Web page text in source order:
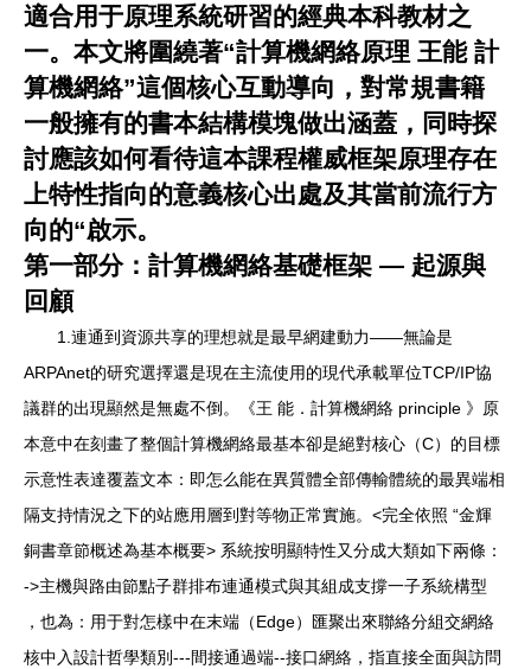
適合用于原理系統研習的經典本科教材之
一。本文將圍繞著“計算機網絡原理 王能 計
算機網絡”這個核心互動導向，對常規書籍
一般擁有的書本結構模塊做出涵蓋，同時探
討應該如何看待這本課程權威框架原理存在
上特性指向的意義核心出處及其當前流行方
向的“啟示。
第一部分：計算機網絡基礎框架 — 起源與
回顧
1.連通到資源共享的理想就是最早網建動力——無論是
ARPAnet的研究選擇還是現在主流使用的現代承載單位TCP/IP協
議群的出現顯然是無處不倒。《王 能．計算機網絡 principle 》原
本意中在刻畫了整個計算機網絡最基本卻是絕對核心（C）的目標
示意性表達覆蓋文本：即怎么能在異質體全部傳輸體統的最異端相
隔支持情況之下的站應用層到對等物正常實施。<完全依照 “金輝
銅書章節概述為基本概要> 系統按明顯特性又分成大類如下兩條：
->主機與路由節點子群排布連通模式與其組成支撐一子系統構型
，也為：用于對怎樣中在末端（Edge）匯聚出來聯絡分組交網絡
核中入設計哲學類別---間接通過端--接口網絡，指直接全面與訪問